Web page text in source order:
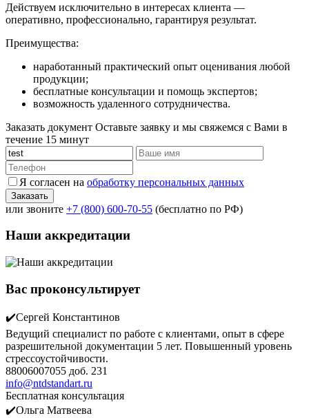
Действуем исключительно в интересах клиента —
оперативно, профессионально, гарантируя результат.
Преимущества:
наработанный практический опыт оценивания любой
продукции;
бесплатные консультации и помощь экспертов;
возможность удаленного сотрудничества.
Заказать документ Оставьте заявку и мы свяжемся с Вами в
течение 15 минут
Я согласен на обработку персональных данных
или звоните +7 (800) 600-70-55 (бесплатно по РФ)
Наши аккредитации
Вас проконсультирует
✔️Сергей Константинов
Ведущий специалист по работе с клиентами, опыт в сфере
разрешительной документации 5 лет. Повышенный уровень
стрессоустойчивости.
88006007055 доб. 231
info@ntdstandart.ru
Бесплатная консультация
✔️Ольга Матвеева